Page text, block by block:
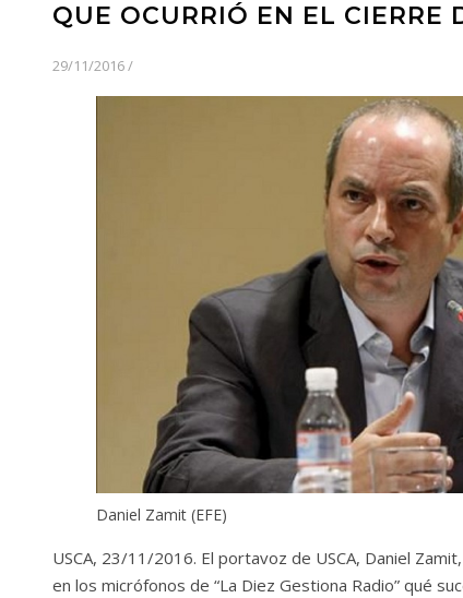
QUE OCURRIÓ EN EL CIERRE
29/11/2016/
Daniel Zamit (EFE)
USCA, 23/11/2016. El portavoz de USCA, Daniel
en los micrófonos de “La Diez Gestiona Radio” qué